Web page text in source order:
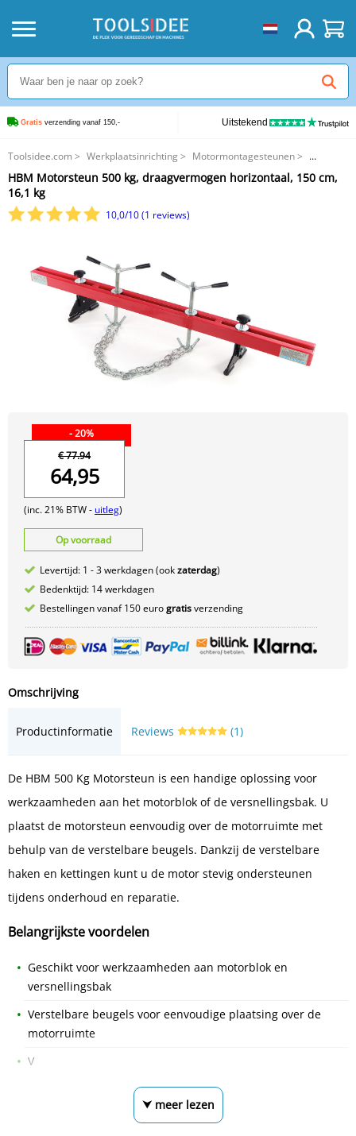
Gratis verzending vanaf 150,- Uitstekend
Toolsidee.com > Werkplaatsinrichting > Motormontagesteunen>
HBM Motorsteun 500 kg, draagvermogen horizontaal, 150 cm, 16,1 kg
HBM Motorsteun 500 kg, draagvermogen horizontaal, 150 cm,
16,1 kg
10,0/10 (1 reviews)
- 20%
€ 77.94
64,95
(inc. 21% BTW - uitleg)
Op voorraad
Levertijd: 1 - 3 werkdagen (ookzaterdag)
Bedenktijd: 14 werkdagen
Bestellingen vanaf 150 eurogratisverzending
Omschrijving
Productinformatie Reviews (1)
De HBM 500 Kg Motorsteun is een handige oplossing voor
werkzaamheden aan het motorblok of de versnellingsbak. U
plaatst de motorsteun eenvoudig over de motorruimte met
behulp van de verstelbare beugels. Dankzij de verstelbare
haken en kettingen kunt u de motor stevig ondersteunen
tijdens onderhoud en reparatie.
Belangrijkste voordelen
Geschikt voor werkzaamheden aan motorblok en
versnellingsbak
Verstelbare beugels voor eenvoudige plaatsing over de
motorruimte
V
⮟ meer lezen